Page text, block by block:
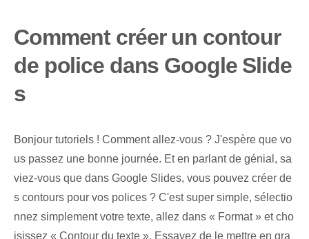
Comment créer un contour
de police dans Google Slide
s
Bonjour tutoriels !⁢ Comment allez-vous ?⁣ J'espère que vo
us passez une bonne journée. Et en parlant de génial, sa
viez-vous que dans Google Slides, vous pouvez créer de
s contours pour vos polices ? C'est super simple, sélectio
nnez simplement votre texte, allez dans « Format » et cho
isissez « Contour du texte ». Essayez de le mettre en gra